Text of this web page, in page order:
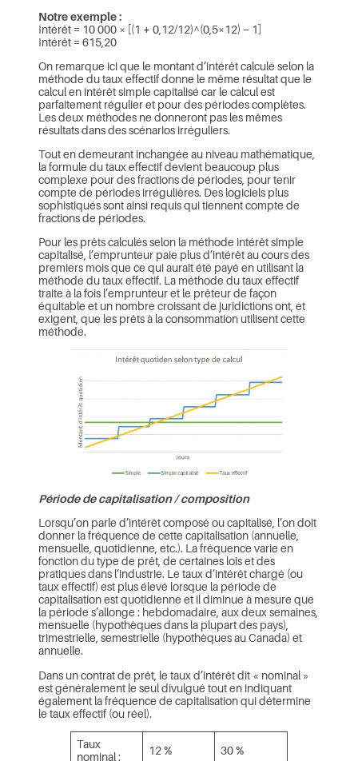
Notre exemple :
Intérêt = 10 000 × [(1 + 0,12/12)^(0,5×12) − 1]
Intérêt = 615,20
On remarque ici que le montant d’intérêt calculé selon la
méthode du taux effectif donne le même résultat que le
calcul en intérêt simple capitalisé car le calcul est
parfaitement régulier et pour des périodes complètes.
Les deux méthodes ne donneront pas les mêmes
résultats dans des scénarios irréguliers.
Tout en demeurant inchangée au niveau mathématique,
la formule du taux effectif devient beaucoup plus
complexe pour des fractions de périodes, pour tenir
compte de périodes irrégulières. Des logiciels plus
sophistiqués sont ainsi requis qui tiennent compte de
fractions de périodes.
Pour les prêts calculés selon la méthode intérêt simple
capitalisé, l’emprunteur paie plus d’intérêt au cours des
premiers mois que ce qui aurait été payé en utilisant la
méthode du taux effectif. La méthode du taux effectif
traite à la fois l’emprunteur et le prêteur de façon
équitable et un nombre croissant de juridictions ont, et
exigent, que les prêts à la consommation utilisent cette
méthode.
Période de capitalisation / composition
Lorsqu’on parle d’intérêt composé ou capitalisé, l’on doit
donner la fréquence de cette capitalisation (annuelle,
mensuelle, quotidienne, etc.). La fréquence varie en
fonction du type de prêt, de certaines lois et des
pratiques dans l’industrie. Le taux d’intérêt chargé (ou
taux effectif) est plus élevé lorsque la période de
capitalisation est quotidienne et il diminue à mesure que
la période s’allonge : hebdomadaire, aux deux semaines,
mensuelle (hypothèques dans la plupart des pays),
trimestrielle, semestrielle (hypothèques au Canada) et
annuelle.
Dans un contrat de prêt, le taux d’intérêt dit « nominal »
est généralement le seul divulgué tout en indiquant
également la fréquence de capitalisation qui détermine
le taux effectif (ou réel).
Taux
nominal :
12 % 30 %